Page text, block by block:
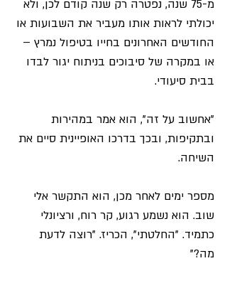
מ-75 שנה, נפטרה רק שנה קודם לכן, ולא
יכולתי לראות אותו מעביר את השבועות או
החודשים האחרונים בחייו בטיפול נמרץ –
או במקרה של סיבוכים בניתוח יגור לבדו
בבית סיעודי.
"אחשוב על זה", הוא אמר במהירות
ובתקיפות, ובכך בדרכו האופיינית סיים את
השיחה.
מספר ימים לאחר מכן, הוא התקשר אלי
שוב. הוא נשמע רגוע, קר רוח, ורציונלי
כתמיד. "החלטתי", הכריז. "רוצה לדעת
מה?"